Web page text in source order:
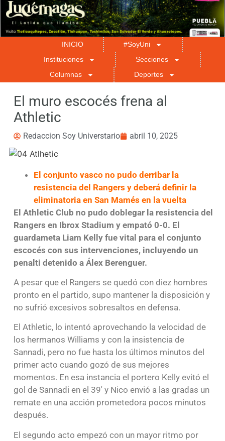
INICIO
#SoyUni
Instituciones
Secciones
Columnas
Deportes
El muro escocés frena al
Athletic
Redaccion Soy Universtario abril 10, 2025
El conjunto vasco no pudo derribar la
resistencia del Rangers y deberá definir la
eliminatoria en San Mamés en la vuelta
El Athletic Club no pudo doblegar la resistencia del
Rangers en Ibrox Stadium y empató 0-0. El
guardameta Liam Kelly fue vital para el conjunto
escocés con sus intervenciones, incluyendo un
penalti detenido a Álex Berenguer.
A pesar que el Rangers se quedó con diez hombres
pronto en el partido, supo mantener la disposición y
no sufrió excesivos sobresaltos en defensa.
El Athletic, lo intentó aprovechando la velocidad de
los hermanos Williams y con la insistencia de
Sannadi, pero no fue hasta los últimos minutos del
primer acto cuando gozó de sus mejores
momentos. En esa instancia el portero Kelly evitó el
gol de Sannadi en el 39′ y Nico envió a las gradas un
remate en una acción prometedora pocos minutos
después.
El segundo acto empezó con un mayor ritmo por